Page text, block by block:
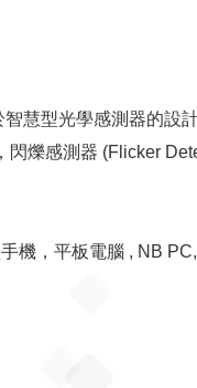
慧型光學感測器的設
閃爍感測器 (Flicker
機，平板電腦 , NB